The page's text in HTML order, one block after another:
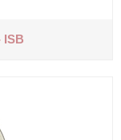
ISB